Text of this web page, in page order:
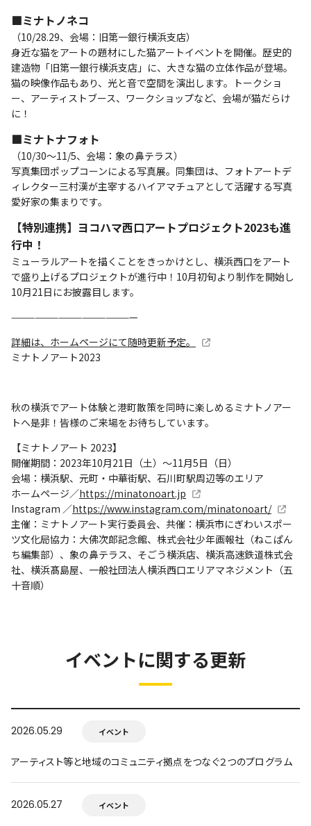
■ミナトノネコ
（10/28.29、会場：旧第⼀銀⾏横浜⽀店）
身近な猫をアートの題材にした猫アートイベントを開催。歴史的
建造物「旧第⼀銀⾏横浜⽀店」に、⼤きな猫の⽴体作品が登場。
猫の映像作品もあり、光と⾳で空間を演出します。トークショ
ー、アーティストブース、ワークショップなど、会場が猫だらけ
に！
■ミナトナフォト
（10/30〜11/5、会場：象の⿐テラス）
写真集団ポップコーンによる写真展。同集団は、フォトアートデ
ィレクター三村漢が主宰するハイアマチュアとして活躍する写真
愛好家の集まりです。
【特別連携】ヨコハマ西口アートプロジェクト2023も進
行中！
ミューラルアートを描くことをきっかけとし、横浜西口をアート
で盛り上げるプロジェクトが進行中！10月初旬より制作を開始し
10月21日にお披露目します。
————————————————
詳細は、ホームページにて随時更新予定。
ミナトノアート2023
秋の横浜でアート体験と港町散策を同時に楽しめるミナトノアー
トへ是非！皆様のご来場をお待ちしています。
【ミナトノアート 2023】
開催期間：2023年10⽉21⽇（⼟）〜11⽉5⽇（⽇）
会場：横浜駅、元町・中華街駅、⽯川町駅周辺等のエリア
ホームページ／https://minatonoart.jp
Instagram ／https://www.instagram.com/minatonoart/
主催：ミナトノアート実⾏委員会、共催：横浜市にぎわいスポー
ツ⽂化局協力：大佛次郎記念館、株式会社少年画報社（ねこぱん
ち編集部）、象の鼻テラス、そごう横浜店、横浜高速鉄道株式会
社、横浜髙島屋、一般社団法人横浜西口エリアマネジメント（五
十音順）
イベントに関する更新
2026.05.29 イベント
アーティスト等と地域のコミュニティ拠点をつなぐ２つのプログラム
2026.05.27 イベント